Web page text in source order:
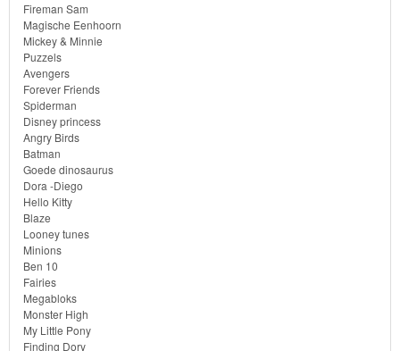
Ben
10
Fairies
Megabloks
Monster
High
My
Little
Pony
Fireman Sam
Magische Eenhoorn
Mickey & Minnie
Puzzels
Avengers
Forever Friends
Spiderman
Disney princess
Angry Birds
Batman
Goede dinosaurus
Dora -Diego
Hello Kitty
Blaze
Looney tunes
Minions
Ben 10
Fairies
Megabloks
Monster High
My Little Pony
Finding Dory